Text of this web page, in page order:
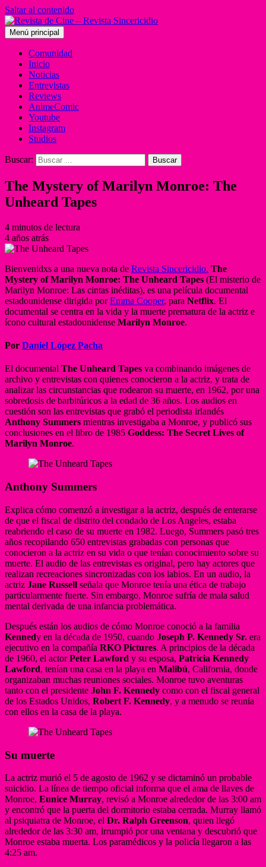
Saltar al contenido
Menú principal
Comunidad
Inicio
Noticias
Entrevistas
Reviews
AnimeComic
Youtube
Instagram
Studios
Buscar:
The Mystery of Marilyn Monroe: The
Unheard Tapes
4 minutos de lectura
4 años atrás
Bienvenidxs a una nueva nota de Revista Sincericidio. The
Mystery of Marilyn Monroe: The Unheard Tapes (El misterio de
Marilyn Monroe: Las cintas inéditas), es una película documental
estadounidense dirigida porEmma Cooper, para Netflix. El
documental se centra en la vida y la muerte prematura de la actriz e
ícono cultural estadounidense Marilyn Monroe.
Por Daniel López Pacha
El documental The Unheard Tapes va combinando imágenes de
archivo y entrevistas con quienes conocieron a la actriz, y trata de
analizar las circunstancias que rodearon su muerte, en 1962, por una
sobredosis de barbitúricos a la edad de 36 años. Los audios en
cuestión son las entrevistas que grabó el periodista irlandés
Anthony Summers mientras investigaba a Monroe, y publicó sus
conclusiones en el libro de 1985 Goddess: The Secret Lives of
Marilyn Monroe.
Anthony Summers
Explica cómo comenzó a investigar a la actriz, después de enterarse
de que el fiscal de distrito del condado de Los Angeles, estaba
reabriendo el caso de su muerte en 1982. Luego, Summers pasó tres
años recopilando 650 entrevistas grabadas con personas que
conocieron a la actriz en su vida o que tenían conocimiento sobre su
muerte. El audio de las entrevistas es original, pero hay actores que
realizan recreaciones sincronizadas con los labios. En un audio, la
actriz Jane Russell señala que Monroe tenía una ética de trabajo
particularmente fuerte. Sin embargo, Monroe sufría de mala salud
mental derivada de una infancia problemática.
Después están los audios de cómo Monroe conoció a la familia
Kennedy en la década de 1950, cuando Joseph P. Kennedy Sr. era
ejecutivo en la compañía RKO Pictures. A principios de la década
de 1960, el actorPeter Lawford y su esposa, Patricia Kennedy
Lawford, tenían una casa en la playa en Malibú, California, donde
organizaban muchas reuniones sociales. Monroe tuvo aventuras
tanto con el presidente John F. Kennedy como con el fiscal general
de los Estados Unidos, Robert F. Kennedy, y a menudo se reunía
con ellos en la casa de la playa.
Su muerte
La actriz murió el 5 de agosto de 1962 y se dictaminó un probable
suicidio. La línea de tiempo oficial informa que el ama de llaves de
Monroe, Eunice Murray, revisó a Monroe alrededor de las 3:00 am
y encontró que la puerta del dormitorio estaba cerrada. Murray llamó
al psiquiatra de Monroe, el Dr. Ralph Greenson, quien llegó
alrededor de las 3:30 am, irrumpió por una ventana y descubrió que
Monroe estaba muerta. Los paramédicos y la policía llegaron a las
4:25 am.